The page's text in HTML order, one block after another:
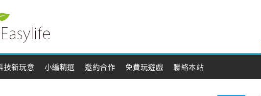
技新玩意 小編精選 邀約合作 免費玩遊戲 聯絡本站